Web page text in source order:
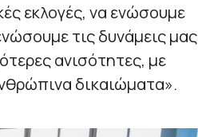
εκλογές, να ενώσουμε
τις δυνάμεις μας
ανισότητες, με
δικαιώματα».